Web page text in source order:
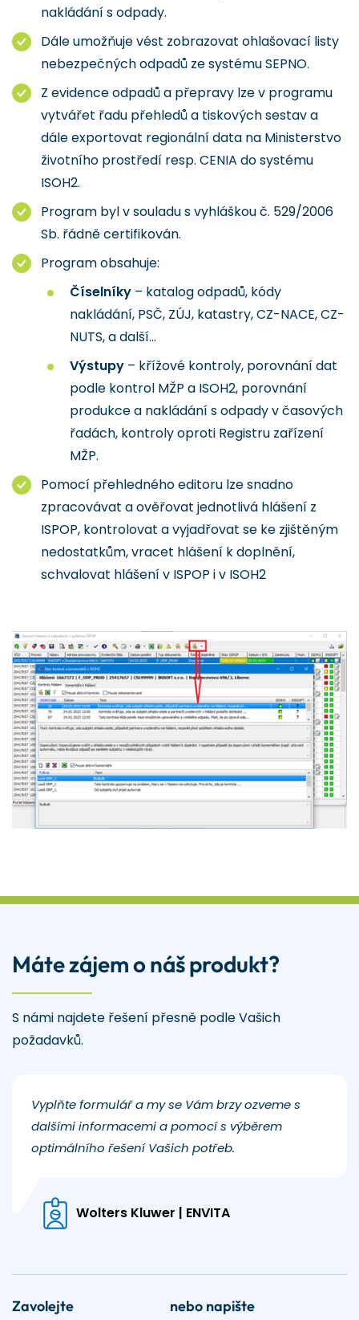
nakládání s odpady.
Dále umožňuje vést zobrazovat ohlašovací listy
nebezpečných odpadů ze systému SEPNO.
Z evidence odpadů a přepravy lze v programu
vytvářet řadu přehledů a tiskových sestav a
dále exportovat regionální data na Ministerstvo
životního prostředí resp. CENIA do systému
ISOH2.
Program byl v souladu s vyhláškou č. 529/2006
Sb. řádně certifikován.
Program obsahuje:
Číselníky – katalog odpadů, kódy
nakládání, PSČ, ZÚJ, katastry, CZ-NACE, CZ-
NUTS, a další...
Výstupy – křížové kontroly, porovnání dat
podle kontrol MŽP a ISOH2, porovnání
produkce a nakládání s odpady v časových
řadách, kontroly oproti Registru zařízení
MŽP.
Pomocí přehledného editoru lze snadno
zpracovávat a ověřovat jednotlivá hlášení z
ISPOP, kontrolovat a vyjadřovat se ke zjištěným
nedostatkům, vracet hlášení k doplnění,
schvalovat hlášení v ISPOP i v ISOH2
Máte zájem o náš produkt?
S námi najdete řešení přesně podle Vašich
požadavků.
Vyplňte formulář a my se Vám brzy ozveme s
dalšími informacemi a pomocí s výběrem
optimálního řešení Vašich potřeb.
Wolters Kluwer | ENVITA
Zavolejte nebo napište